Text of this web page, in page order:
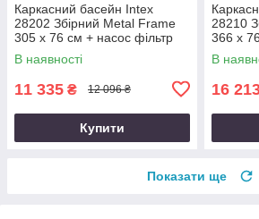
Каркасний басейн Intex
28202 Збірний Metal Frame
305 x 76 см + насос фільтр
В наявності
11 335 ₴ 12 096 ₴
Купити
28210
366 x
В
16
Показати ще